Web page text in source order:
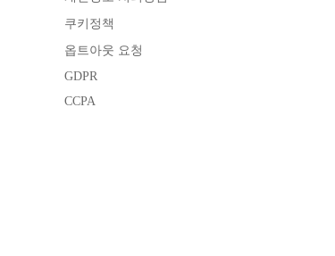
쿠키정책
옵트아웃 요청
GDPR
CCPA